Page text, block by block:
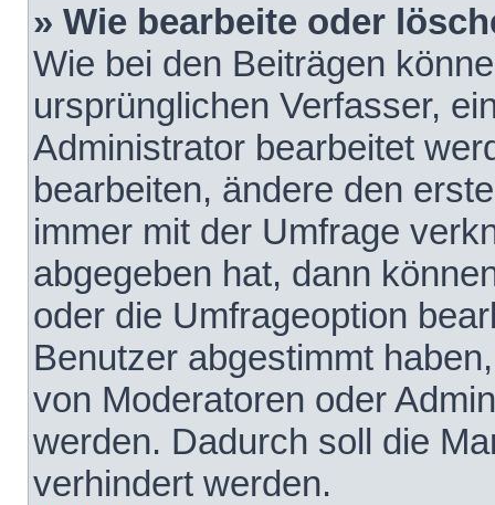
» Wie bearbeite oder
Wie bei den Beiträgen
ursprünglichen Verfasser,
Administrator bearbeitet
bearbeiten, ändere den
immer mit der Umfrage
abgegeben hat, dann
oder die Umfrageoption
Benutzer abgestimmt
von Moderatoren oder
werden. Dadurch soll die
verhindert werden.